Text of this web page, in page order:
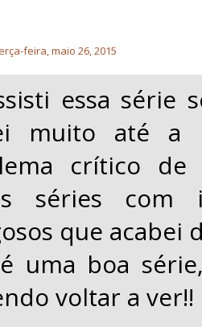
feira, maio 26, 2015
essa série
muito até a
crítico
séries com
que acabei
uma boa
voltar a ver!!